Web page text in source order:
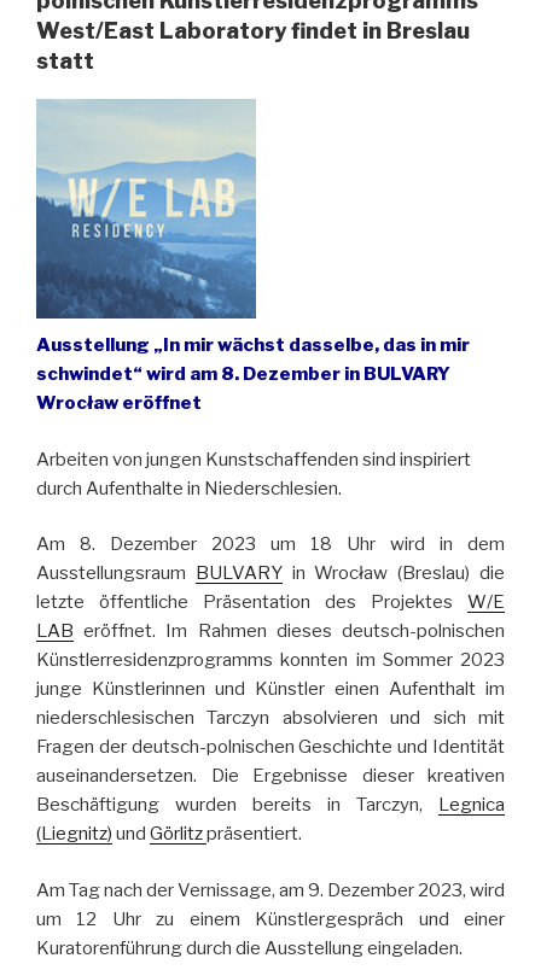
West/East Laboratory findet in Breslau
statt
Ausstellung „In mir wächst dasselbe, das in mir
schwindet“ wird am 8. Dezember in BULVARY
Wrocław eröffnet
Arbeiten von jungen Kunstschaffenden sind inspiriert
durch Aufenthalte in Niederschlesien.
Am 8. Dezember 2023 um 18 Uhr wird in dem
Ausstellungsraum
BULVARYin Wrocław (Breslau) die
letzte öffentliche Präsentation des Projektes W/E
LAB eröffnet. Im Rahmen dieses deutsch-polnischen
Künstlerresidenzprogramms konnten im Sommer 2023
junge Künstlerinnen und Künstler einen Aufenthalt im
niederschlesischen Tarczyn absolvieren und sich mit
Fragen der deutsch-polnischen Geschichte und Identität
auseinandersetzen. Die Ergebnisse dieser kreativen
Beschäftigung wurden bereits in Tarczyn,
Legnica
(Liegnitz) und Görlitzpräsentiert.
Am Tag nach der Vernissage, am 9. Dezember 2023, wird
um 12 Uhr zu einem Künstlergespräch und einer
Kuratorenführung durch die Ausstellung eingeladen.